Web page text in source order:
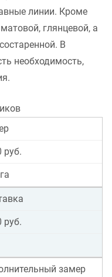
линии. Кроме
глянцевой, а
В
необходимость,
руб.
руб.
замер